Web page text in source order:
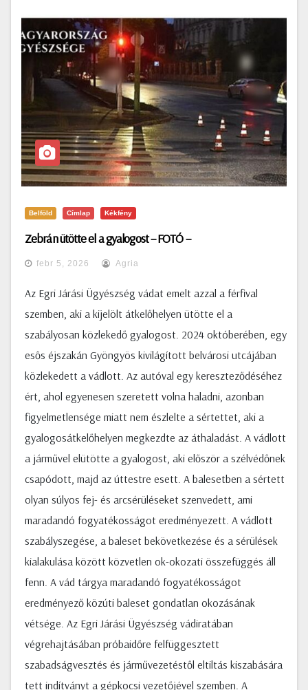
Belföld Címlap Kékfény
Zebrán ütötte el a gyalogost – FOTÓ –
febr 5, 2026 Agria
Az Egri Járási Ügyészség vádat emelt azzal a férfival
szemben, aki a kijelölt átkelőhelyen ütötte el a
szabályosan közlekedő gyalogost. 2024 októberében, egy
esős éjszakán Gyöngyös kivilágított belvárosi utcájában
közlekedett a vádlott. Az autóval egy kereszteződéséhez
ért, ahol egyenesen szeretett volna haladni, azonban
figyelmetlensége miatt nem észlelte a sértettet, aki a
gyalogosátkelőhelyen megkezdte az áthaladást. A vádlott
a járművel elütötte a gyalogost, aki először a szélvédőnek
csapódott, majd az úttestre esett. A balesetben a sértett
olyan súlyos fej- és arcsérüléseket szenvedett, ami
maradandó fogyatékosságot eredményezett. A vádlott
szabályszegése, a baleset bekövetkezése és a sérülések
kialakulása között közvetlen ok-okozati összefüggés áll
fenn. A vád tárgya maradandó fogyatékosságot
eredményező közúti baleset gondatlan okozásának
vétsége. Az Egri Járási Ügyészség vádiratában
végrehajtásában próbaidőre felfüggesztett
szabadságvesztés és járművezetéstől eltiltás kiszabására
tett indítványt a gépkocsi vezetőjével szemben. A